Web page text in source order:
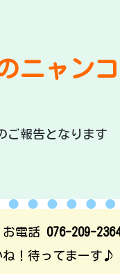
ニャン
ご報告となります
お電話 076-209-
ね！待ってまーす♪